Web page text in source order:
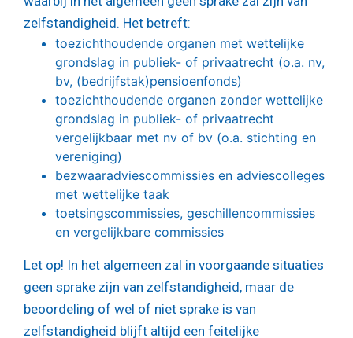
zelfstandigheid. Het betreft:
toezichthoudende organen met wettelijke
grondslag in publiek- of privaatrecht (o.a. nv,
bv, (bedrijfstak)pensioenfonds)
toezichthoudende organen zonder wettelijke
grondslag in publiek- of privaatrecht
vergelijkbaar met nv of bv (o.a. stichting en
vereniging)
bezwaaradviescommissies en adviescolleges
met wettelijke taak
toetsingscommissies, geschillencommissies
en vergelijkbare commissies
Let op! In het algemeen zal in voorgaande situaties
geen sprake zijn van zelfstandigheid, maar de
beoordeling of wel of niet sprake is van
zelfstandigheid blijft altijd een feitelijke